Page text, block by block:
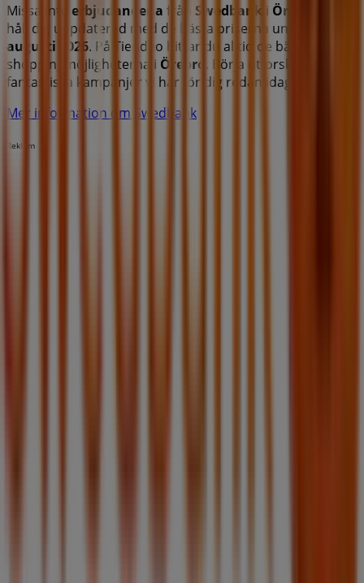
Missa inte erbjudandena från Swedbank i Örebro
håll dig uppdaterad med de bästa priserna under
augusti 2026. På Tiendeo hittar du alltid de bästa
shoppingmöjligheterna i Örebro . Börja utforska de
fantastiska kampanjer vi har för dig redan idag!
Mer information om Swedbank
Reklam